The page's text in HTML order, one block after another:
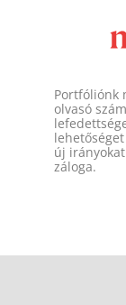
Portfóliónk
olvasó
új
záloga.